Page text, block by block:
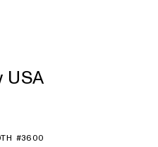
USA
#3600